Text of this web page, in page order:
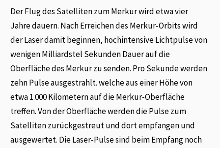
Der Flug des Satelliten zum Merkur wird etwa vier
Jahre dauern. Nach Erreichen des Merkur-Orbits wird
der Laser damit beginnen, hochintensive Lichtpulse von
wenigen Milliardstel Sekunden Dauer auf die
Oberfläche des Merkur zu senden. Pro Sekunde werden
zehn Pulse ausgestrahlt. welche aus einer Höhe von
etwa 1.000 Kilometern auf die Merkur-Oberfläche
treffen. Von der Oberfläche werden die Pulse zum
Satelliten zurückgestreut und dort empfangen und
ausgewertet. Die Laser-Pulse sind beim Empfang noch